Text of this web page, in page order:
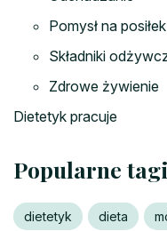
Pomysł na posiłek
Składniki
Zdrowe żywienie
Dietetyk pracuje
Popularne tagi
dietetyk dieta